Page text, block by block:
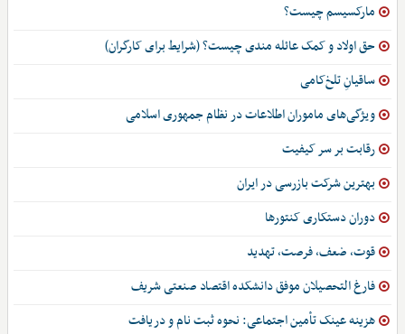
مارکسیسم چیست؟
حق اولاد و کمک عائله مندی چیست؟ (شرایط برای کارگران)
ساقیانِ تلخ‌کامی
ویژگی‌های ماموران اطلاعات در نظام جمهوری اسلامی
رقابت بر سر کیفیت
بهترین شرکت بازرسی در ایران
دوران دستکاری کنتورها
قوت، ضعف، فرصت، تهدید
فارغ التحصیلان موفق دانشکده اقتصاد صنعتی شریف
هزینه عینک تأمین اجتماعی: نحوه ثبت نام و دریافت